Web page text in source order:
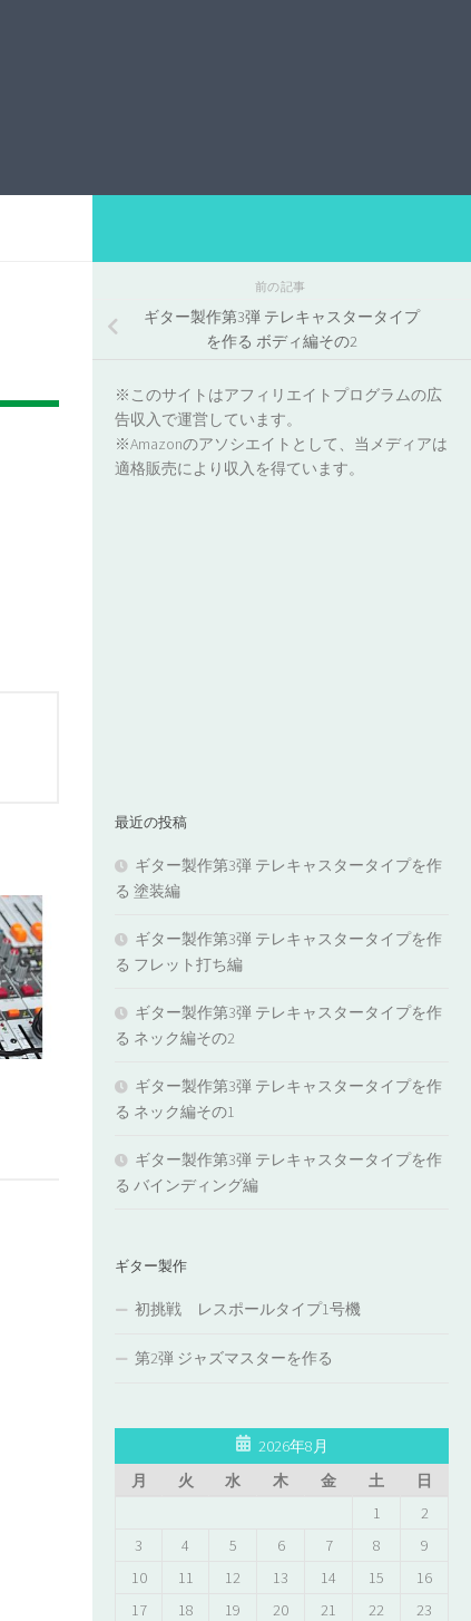
前の記事
ギター製作第3弾 テレキャスタータイプ
を作る ボディ編その2
※このサイトはアフィリエイトプログラムの広
告収入で運営しています。
※Amazonのアソシエイトとして、当メディアは
適格販売により収入を得ています。
最近の投稿
ギター製作第3弾 テレキャスタータイプを作
る 塗装編
ギター製作第3弾 テレキャスタータイプを作
る フレット打ち編
ギター製作第3弾 テレキャスタータイプを作
る ネック編その2
ギター製作第3弾 テレキャスタータイプを作
る ネック編その1
ギター製作第3弾 テレキャスタータイプを作
る バインディング編
ギター製作
初挑戦 レスポールタイプ1号機
第2弾 ジャズマスターを作る
2026年8月
月
火 水 木 金 土
日
1
2
3
4 5 6 7 8
9
10
11 12 13 14 15
16
17
18 19 20 21 22
23